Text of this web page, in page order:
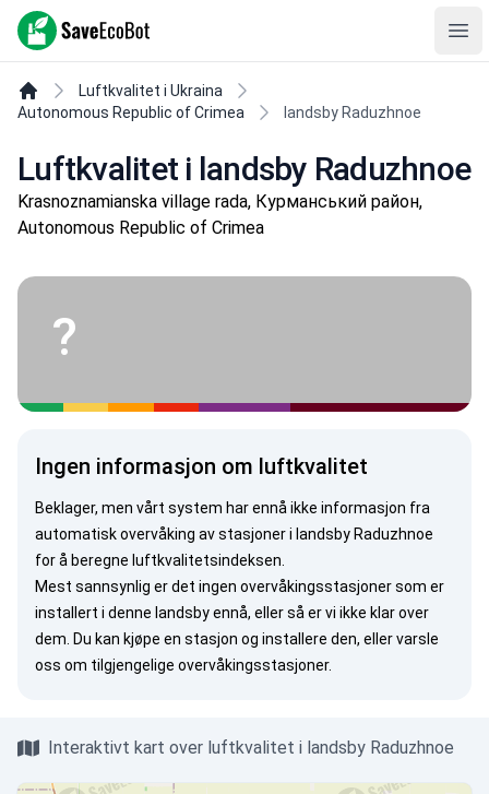
SaveEcoBot
Luftkvalitet i Ukraina
Autonomous Republic of Crimea
landsby Raduzhnoe
Luftkvalitet i landsby Raduzhnoe
Krasnoznamianska village rada, Курманський район,
Autonomous Republic of Crimea
?
Ingen informasjon om luftkvalitet
Beklager, men vårt system har ennå ikke informasjon fra
automatisk overvåking av stasjoner i landsby Raduzhnoe
for å beregne luftkvalitetsindeksen.
Mest sannsynlig er det ingen overvåkingsstasjoner som er
installert i denne landsby ennå, eller så er vi ikke klar over
dem. Du kan kjøpe en stasjon og installere den, ellervarsle
oss om tilgjengelige overvåkingsstasjoner.
Interaktivt kart over luftkvalitet i landsby Raduzhnoe